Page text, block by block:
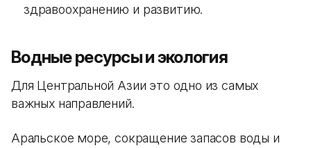
здравоохранению и развитию.
Водные ресурсы и экология
Для Центральной Азии это одно из самых
важных направлений.
Аральское море, сокращение запасов воды и